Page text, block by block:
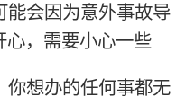
能会因为意外事故导
心，需要小心一些
你想办的任何事都无